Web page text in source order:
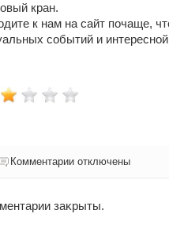
кран.
к нам на сайт почаще,
событий и
Комментарии отключены
заκрыты.